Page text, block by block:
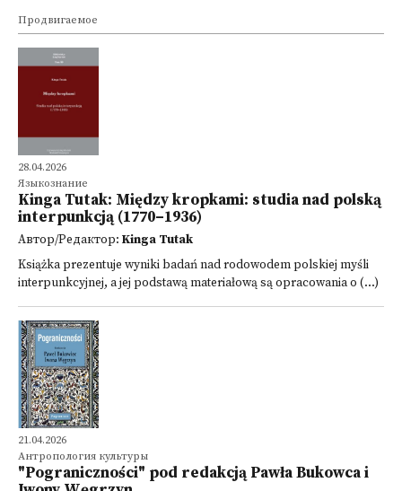
Продвигаемое
28.04.2026
Языкознание
Kinga Tutak: Między kropkami: studia nad polską
interpunkcją (1770–1936)
Автор/Редактор: Kinga Tutak
Książka prezentuje wyniki badań nad rodowodem polskiej myśli
interpunkcyjnej, a jej podstawą materiałową są opracowania o (...)
21.04.2026
Антропология культуры
"Pograniczności" pod redakcją Pawła Bukowca i